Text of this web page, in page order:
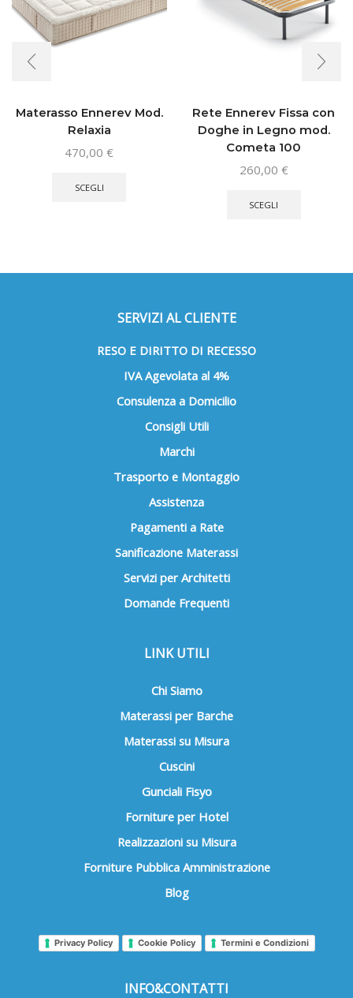
Materasso Ennerev Mod.
Relaxia
470,00€
SCEGLI
opzioni
scelte
nella
pagina
del
prodotto
Rete Ennerev Fissa con
Doghe in Legno mod.
Cometa 100
260,00 €
SCEGLI
Le
SERVIZI AL CLIENTE
RESO E DIRITTO DI RECESSO
IVA Agevolata al 4%
Consulenza a Domicilio
Consigli Utili
Marchi
Trasporto e Montaggio
Assistenza
Pagamenti a Rate
Sanificazione Materassi
Servizi per Architetti
Domande Frequenti
LINK UTILI
Chi Siamo
Materassi per Barche
Materassi su Misura
Cuscini
Gunciali Fisyo
Forniture per Hotel
Realizzazioni su Misura
Forniture Pubblica Amministrazione
Blog
Privacy Policy Cookie Policy Termini e Condizioni
INFO&CONTATTI